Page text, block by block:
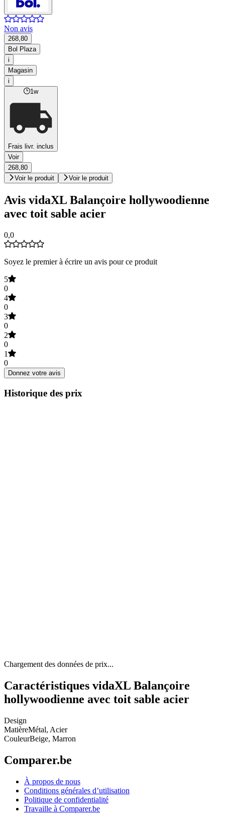
Non avis
268,80
Bol Plaza
i
Magasin
i
1w
Frais livr. inclus
Voir
268,80
Voir le produit
Voir le produit
Avis vidaXL Balançoire hollywoodienne
avec toit sable acier
0,0
Soyez le premier à écrire un avis pour ce produit
5
0
4
0
3
0
2
0
1
0
Donnez votre avis
Historique des prix
Chargement des données de prix...
Caractéristiques vidaXL Balançoire
hollywoodienne avec toit sable acier
Design
MatièreMétal, Acier
CouleurBeige, Marron
Comparer.be
À propos de nous
Conditions générales d’utilisation
Politique de confidentialité
Travaille à Comparer.be